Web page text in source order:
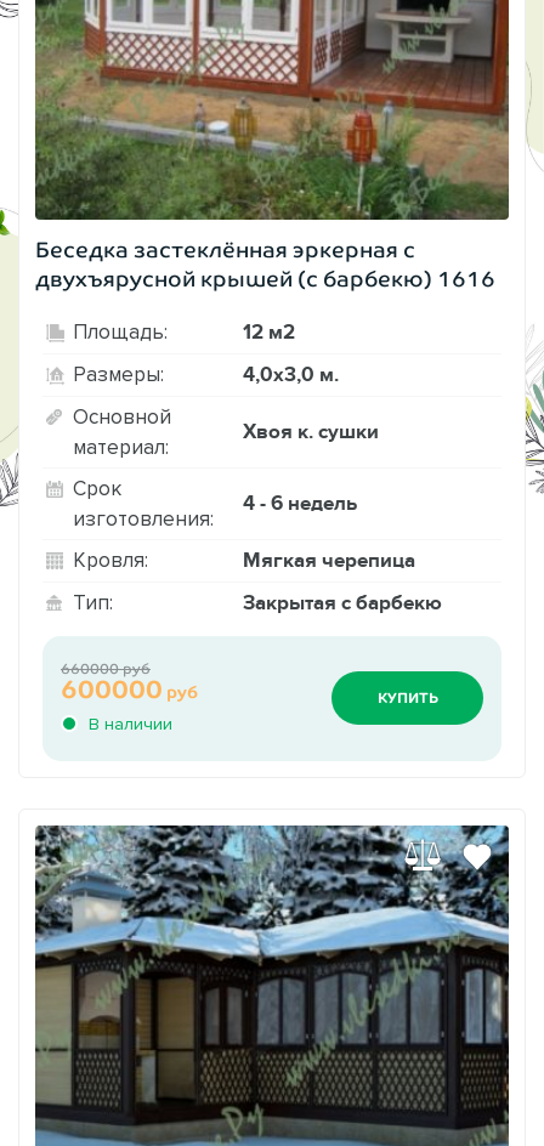
Беседка застеклённая эркерная с
двухъярусной крышей (с барбекю) 1616
Площадь: 12 м2
Размеры: 4,0х3,0 м.
Основной
материал:
Хвоя к. сушки
Срок
изготовления:
4 - 6 недель
Кровля: Мягкая черепица
Тип: Закрытая с барбекю
В наличии
600000 руб
660000 руб
КУПИТЬ